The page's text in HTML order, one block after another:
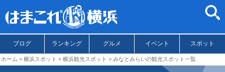
ブログ ランキング グルメ イベント スポット
ホーム 横浜スポット 横浜観光スポット みなとみらいの観光スポット一覧